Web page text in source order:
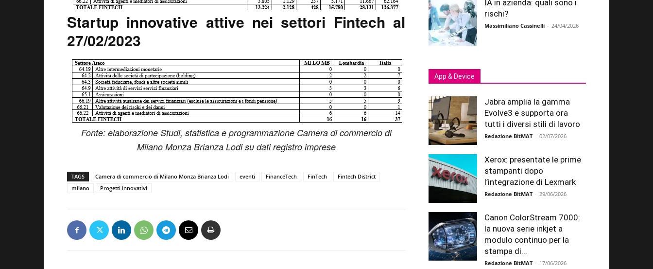
Startup innovative attive nei settori Fintech al
27/02/2023
Fonte: elaborazione Studi, statistica e programmazione Camera di commercio di
Milano Monza Brianza Lodi su dati registro imprese
TAGS Camera di commercio di Milano Monza Brianza Lodi eventi FinanceTech FinTech
Fintech District
milano
Progetti innovativi
IA in azienda: quali sono i
rischi?
Massimiliano Cassinelli - 24/04/2026
App & Device
Jabra amplia la gamma
Evolve3 e supporta ora
tutti i diversi stili di lavoro
Redazione BitMAT - 02/07/2026
Xerox: presentate le prime
stampanti dopo
l’integrazione di Lexmark
Redazione BitMAT - 29/06/2026
Canon ColorStream 7000:
la nuova serie inkjet a
modulo continuo per la
stampa di...
Redazione BitMAT - 17/06/2026